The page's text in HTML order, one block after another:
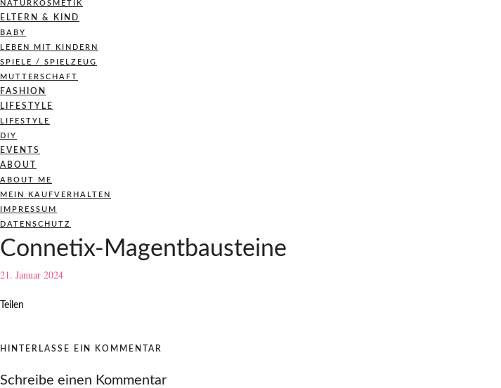
NATURKOSMETIK
ELTERN & KIND
BABY
LEBEN MIT KINDERN
SPIELE / SPIELZEUG
MUTTERSCHAFT
FASHION
LIFESTYLE
LIFESTYLE
DIY
EVENTS
ABOUT
ABOUT ME
MEIN KAUFVERHALTEN
IMPRESSUM
DATENSCHUTZ
Connetix-Magentbausteine
21. Januar 2024
Teilen
HINTERLASSE EIN KOMMENTAR
Schreibe einen Kommentar